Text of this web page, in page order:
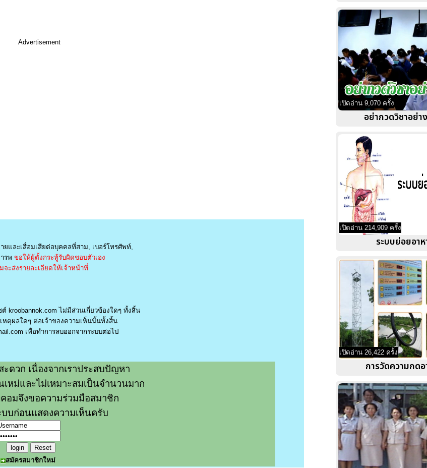
Advertisement
และเสื่อมเสียต่อบุคคลที่สาม, เบอร์โทรศัพท์,
รพ ขอให้ผู้ตั้งกระทู้รับผิดชอบตัวเอง
ะส่งรายละเอียดให้เจ้าหน้าที่
kroobannok.com ไม่มีส่วนเกี่ยวข้องใดๆ ทั้งสิ้น
ตุผลใดๆ ต่อเจ้าของความเห็นนั้นทั้งสิ้น
เพื่อทำการลบออกจากระบบต่อไป
ดวก เนื่องจากเราประสบปัญหา
หม่และไม่เหมาะสมเป็นจำนวนมาก
อมจึงขอความร่วมมือสมาชิก
บก่อนแสดงความเห็นครับ
สมัครสมาชิกใหม่
เปิดอ่าน 9,070 ครั้ง
อย่ากวดวิชาอย่า
เปิดอ่าน 214,909 ครั้ง
ระบบย่อยอาห
เปิดอ่าน 26,422 ครั้ง
การวัดความกด